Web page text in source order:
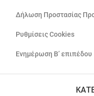
Δήλωση Προστασίας
Ρυθμίσεις Cookies
Ενημέρωση Β’ επιπέδου